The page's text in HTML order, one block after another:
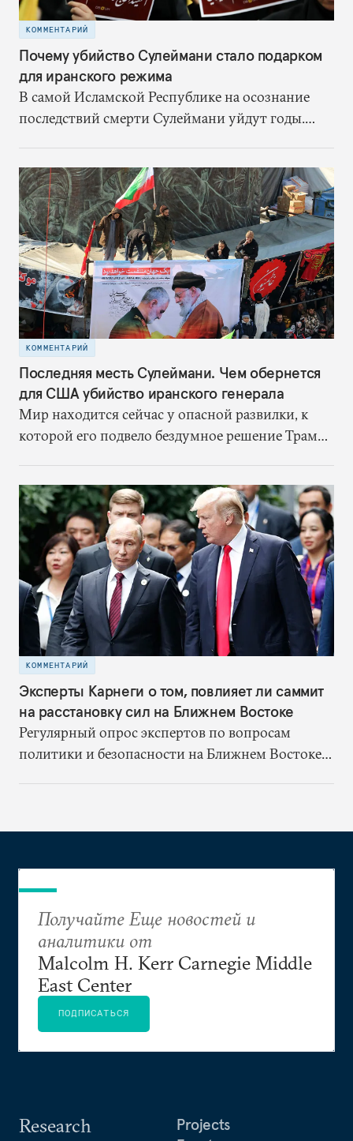
КОММЕНТАРИЙ
Почему убийство Сулеймани стало подарком
для иранского режима
В самой Исламской Республике на осознание
последствий смерти Сулеймани уйдут годы.
КОММЕНТАРИЙ
Последняя месть Сулеймани. Чем обернется
для США убийство иранского генерала
Мир находится сейчас у опасной развилки, к
которой его подвело бездумное решение Трампа
США, но не сбивал американские беспилотники
в нейтральных водах, не наносил ракетные
удары по судам в Персидском заливе, а в Ираке
шиитские ополченцы не нападали на
американцев. Отказавшись от ядерного
соглашения без каких-либо доказательств
обмана со стороны Ирана, США запустили
предсказуемый цикл эскалации
КОММЕНТАРИЙ
Эксперты Карнеги о том, повлияет ли саммит
на расстановку сил на Ближнем Востоке
Регулярный опрос экспертов по вопросам
политики и безопасности на Ближнем Востоке и
Research
Projects
Получайте Еще новостей и
аналитики от
Malcolm H. Kerr Carnegie Middle
East Center
ПОДПИСАТЬСЯ